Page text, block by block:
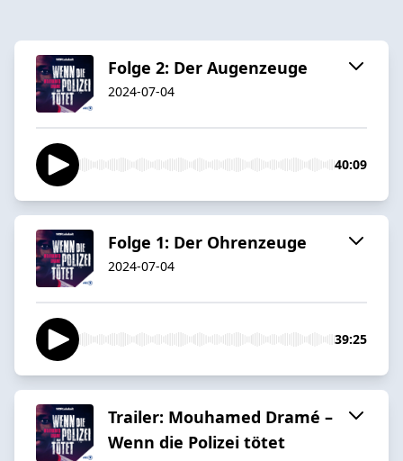
Folge 2: Der Augenzeuge
2024-07-04
40:09
Folge 1: Der Ohrenzeuge
2024-07-04
39:25
Trailer: Mouhamed Dramé –
Wenn die Polizei tötet